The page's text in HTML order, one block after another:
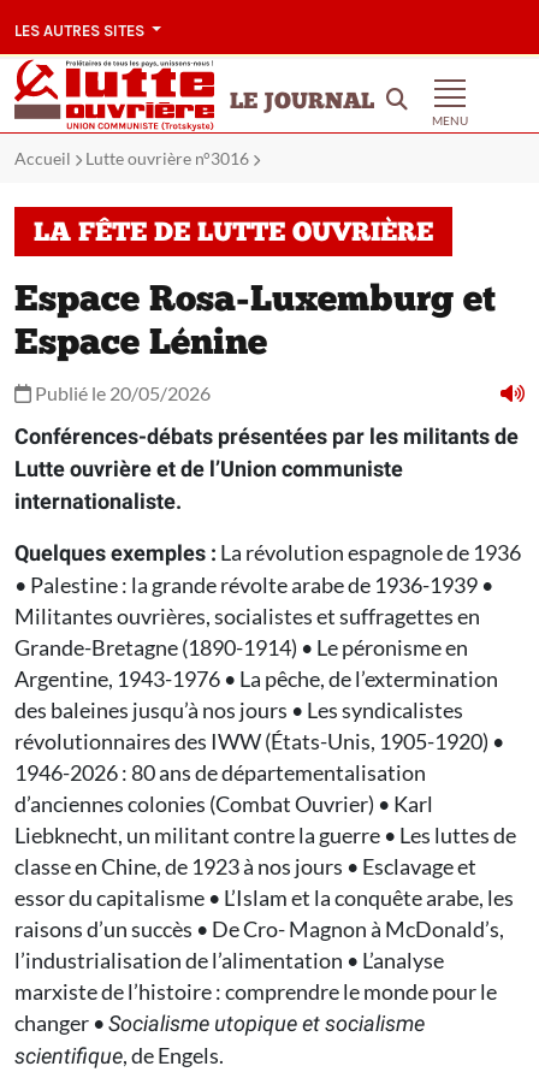
LES AUTRES SITES
LE JOURNAL
MENU
Accueil Lutte ouvrière n°3016
LA FÊTE DE LUTTE OUVRIÈRE
Espace Rosa-Luxemburg et
Espace Lénine
Publié le 20/05/2026
Conférences-débats présentées par les militants de
Lutte ouvrière et de l’Union communiste
internationaliste.
Quelques exemples : La révolution espagnole de 1936
• Palestine : la grande révolte arabe de 1936-1939 •
Militantes ouvrières, socialistes et suffragettes en
Grande-Bretagne (1890-1914) • Le péronisme en
Argentine, 1943-1976 • La pêche, de l’extermination
des baleines jusqu’à nos jours • Les syndicalistes
révolutionnaires des IWW (États-Unis, 1905-1920) •
1946-2026 : 80 ans de départementalisation
d’anciennes colonies (Combat Ouvrier) • Karl
Liebknecht, un militant contre la guerre • Les luttes de
classe en Chine, de 1923 à nos jours • Esclavage et
essor du capitalisme • L’Islam et la conquête arabe, les
raisons d’un succès • De Cro- Magnon à McDonald’s,
l’industrialisation de l’alimentation • L’analyse
marxiste de l’histoire : comprendre le monde pour le
changer •Socialisme utopique et socialisme
scientifique, de Engels.